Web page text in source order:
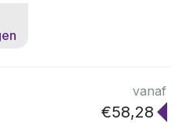
vanaf
€58,28